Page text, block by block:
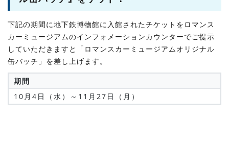
下記の期間に地下鉄博物館に入館されたチケットをロマンス
カーミュージアムのインフォメーションカウンターでご提示
していただきますと「ロマンスカーミュージアムオリジナル
缶バッチ」を差し上げます。
期間
10月4日（水）～11月27日（月）